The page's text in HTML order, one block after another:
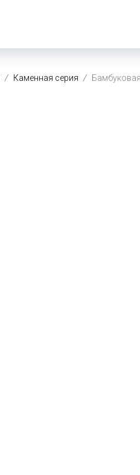
Каменная серия